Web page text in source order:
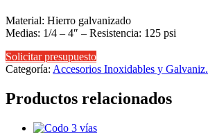
Material: Hierro galvanizado
Medias: 1/4 – 4″ – Resistencia: 125 psi
Solicitar presupuesto
Categoría: Accesorios Inoxidables y Galvaniz.
Productos relacionados